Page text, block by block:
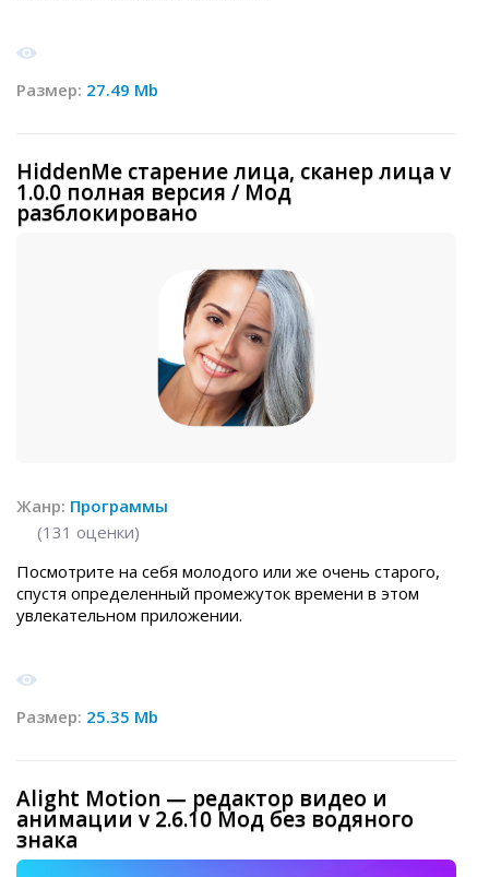
Размер: 27.49 Mb
HiddenMe старение лица, сканер лица v
1.0.0 полная версия / Мод
разблокировано
Жанр: Программы
(131 оценки)
Посмотрите на себя молодого или же очень старого,
спустя определенный промежуток времени в этом
увлекательном приложении.
Размер: 25.35 Mb
Alight Motion — редактор видео и
анимации v 2.6.10 Мод без водяного
знака